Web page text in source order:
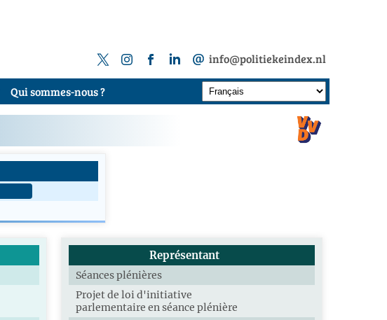
info@politiekeindex.nl
Qui sommes-nous ?
Représentant
Séances plénières
Projet de loi d'initiative
parlementaire en séance plénière